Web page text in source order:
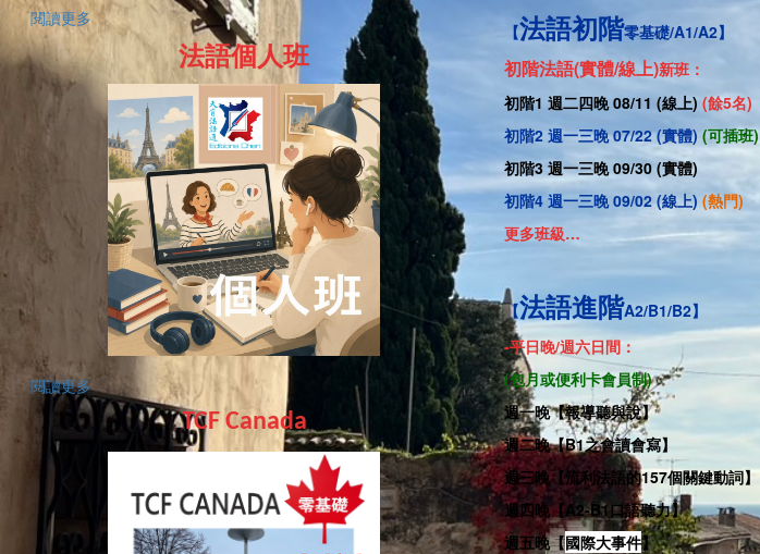
閱讀更多
【法語初階零基礎/A1/A2】
初階法語(實體/線上)新班：
初階1 週二四晚 08/11 (線上) (餘5名)
初階2 週一三晚 07/22 (實體) (可插班)
初階3 週一三晚 09/30 (實體)
初階4 週一三晚 09/02 (線上) (熱門)
更多班級…
【法語進階A2/B1/B2】
-平日晚/週六日間 ：
(包月或便利卡會員制)
週一晚【報導聽與說】
週二晚【B1之會讀會寫】
週三晚【流利法語的157個關鍵動詞】
週四晚【A2-B1口語聽力】
週五晚【國際大事件】
法語個人班
閱讀更多
TCF Canada